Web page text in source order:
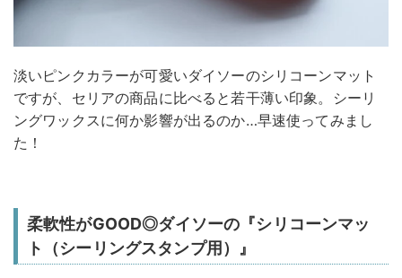
淡いピンクカラーが可愛いダイソーのシリコーンマット
ですが、セリアの商品に比べると若干薄い印象。シーリ
ングワックスに何か影響が出るのか…早速使ってみまし
た！
柔軟性がGOOD◎ダイソーの『シリコーンマッ
ト（シーリングスタンプ用）』